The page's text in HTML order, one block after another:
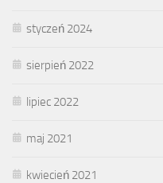
styczeń 2024
sierpień 2022
lipiec 2022
maj 2021
kwiecień 2021